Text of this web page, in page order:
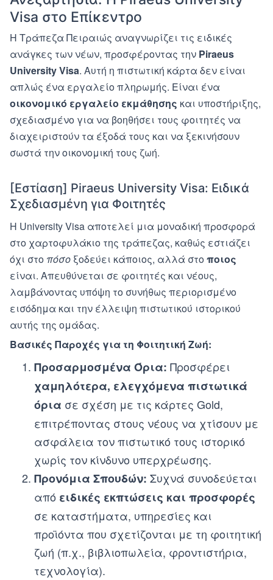
Visa στο Επίκεντρο
Η Τράπεζα Πειραιώς αναγνωρίζει τις ειδικές
ανάγκες των νέων, προσφέροντας την Piraeus
University Visa. Αυτή η πιστωτική κάρτα δεν είναι
απλώς ένα εργαλείο πληρωμής. Είναι ένα
οικονομικό εργαλείο εκμάθησης και υποστήριξης,
σχεδιασμένο για να βοηθήσει τους φοιτητές να
διαχειριστούν τα έξοδά τους και να ξεκινήσουν
σωστά την οικονομική τους ζωή.
[Εστίαση] Piraeus University Visa: Ειδικά
Σχεδιασμένη για Φοιτητές
Η University Visa αποτελεί μια μοναδική προσφορά
στο χαρτοφυλάκιο της τράπεζας, καθώς εστιάζει
όχι στο πόσο ξοδεύει κάποιος, αλλά στοποιος
είναι. Απευθύνεται σε φοιτητές και νέους,
λαμβάνοντας υπόψη το συνήθως περιορισμένο
εισόδημα και την έλλειψη πιστωτικού ιστορικού
αυτής της ομάδας.
Βασικές Παροχές για τη Φοιτητική Ζωή:
Προσαρμοσμένα Όρια: Προσφέρει
χαμηλότερα, ελεγχόμενα πιστωτικά
όρια σε σχέση με τις κάρτες Gold,
επιτρέποντας στους νέους να χτίσουν με
ασφάλεια τον πιστωτικό τους ιστορικό
χωρίς τον κίνδυνο υπερχρέωσης.
Προνόμια Σπουδών: Συχνά συνοδεύεται
από ειδικές εκπτώσεις και προσφορές
σε καταστήματα, υπηρεσίες και
προϊόντα που σχετίζονται με τη φοιτητική
ζωή (π.χ., βιβλιοπωλεία, φροντιστήρια,
τεχνολογία).